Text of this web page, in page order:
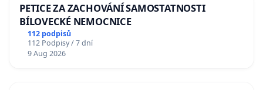
PETICE ZA ZACHOVÁNÍ SAMOSTATNOSTI
BÍLOVECKÉ NEMOCNICE
112 podpisů
112 Podpisy / 7 dní
9 Aug 2026